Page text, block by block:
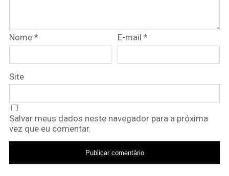
Nome * E-mail*
Site
Salvar meus dados neste navegador para a próxima
vez que eu comentar.